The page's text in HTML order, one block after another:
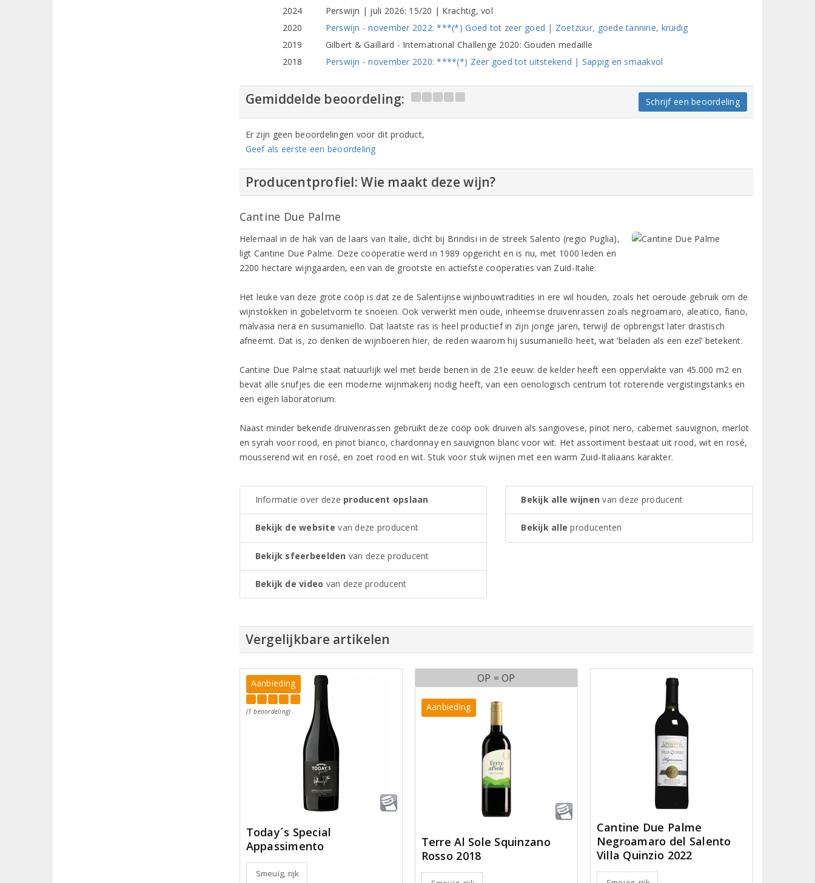
2024
Perswijn | juli 2026: 15/20 | Krachtig, vol
2020
Perswijn - november 2022: ***(*) Goed tot zeer goed | Zoetzuur, goede tannine, kruidig
2019
Gilbert & Gaillard - International Challenge 2020: Gouden medaille
2018
Perswijn - november 2020: ****(*) Zeer goed tot uitstekend | Sappig en smaakvol
Gemiddelde beoordeling: Schrijf een beoordeling
Er zijn geen beoordelingen voor dit product,
Geef als eerste een beoordeling
Producentprofiel: Wie maakt deze wijn?
Cantine Due Palme
Helemaal in de hak van de laars van Italië, dicht bij Brindisi in de streek Salento (regio Puglia),
ligt Cantine Due Palme. Deze coöperatie werd in 1989 opgericht en is nu, met 1000 leden en
2200 hectare wijngaarden, een van de grootste en actiefste coöperaties van Zuid-Italië.
Het leuke van deze grote coöp is dat ze de Salentijnse wijnbouwtradities in ere wil houden, zoals het oeroude gebruik om de
wijnstokken in gobeletvorm te snoeien. Ook verwerkt men oude, inheemse druivenrassen zoals negroamaro, aleatico, fiano,
malvasia nera en susumaniello. Dat laatste ras is heel productief in zijn jonge jaren, terwijl de opbrengst later drastisch
afneemt. Dat is, zo denken de wijnboeren hier, de reden waarom hij susumaniello heet, wat ‘beladen als een ezel’ betekent.
Cantine Due Palme staat natuurlijk wel met beide benen in de 21e eeuw: de kelder heeft een oppervlakte van 45.000 m2 en
bevat alle snufjes die een moderne wijnmakerij nodig heeft, van een oenologisch centrum tot roterende vergistingstanks en
een eigen laboratorium.
Naast minder bekende druivenrassen gebruikt deze coöp ook druiven als sangiovese, pinot nero, cabernet sauvignon, merlot
en syrah voor rood, en pinot bianco, chardonnay en sauvignon blanc voor wit. Het assortiment bestaat uit rood, wit en rosé,
mousserend wit en rosé, en zoet rood en wit. Stuk voor stuk wijnen met een warm Zuid-Italiaans karakter.
Informatie over deze producent opslaan
Bekijk de website van deze producent
Bekijk sfeerbeelden van deze producent
Bekijk de video van deze producent
Bekijk alle wijnen van deze producent
Bekijk alle producenten
Vergelijkbare artikelen
Aanbieding
(1 beoordeling)
Today´s Special
Appassimento
Smeuïg, rijk
OP = OP
Aanbieding
Terre Al Sole Squinzano
Rosso 2018
Cantine Due Palme
Negroamaro del Salento
Villa Quinzio 2022